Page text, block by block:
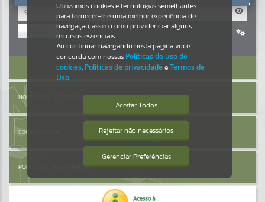
Por favor, aguarde...
NOTÍCIAS
Por favor, aguarde...
Por favor, aguarde...
Por favor, aguarde...
Cadastre-se|Recuperar Senha
ACESSAR SEM LOGIN
NOTA FISCAL ELETRÔNICA
ESCRITA FISCAL
PORTAL DA TRANSPARÊNCIA
Utilizamos cookies e tecnologias semelhantes
para fornecer-lhe uma melhor experiência de
navegação, assim como providenciar alguns
recursos essenciais.
Ao continuar navegando nesta página você
concorda com nossas Políticas de uso de
cookies, Políticas de privacidadeeTermos de
Uso.
Aceitar Todos
Rejeitar não necessários
Gerenciar Preferências
Isto significa que diversos recursos